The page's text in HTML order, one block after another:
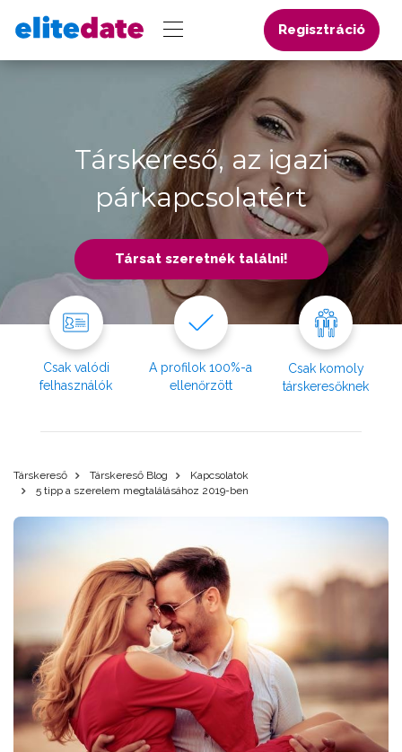
Regisztráció
Társkereső, az igazi
párkapcsolatért
Társat szeretnék találni!
Csak valódi
felhasználók
A profilok 100%-a
ellenőrzött
Csak komoly
társkeresőknek
Társkereső Társkereső Blog
Kapcsolatok
5 tipp a szerelem megtalálásához 2019-ben